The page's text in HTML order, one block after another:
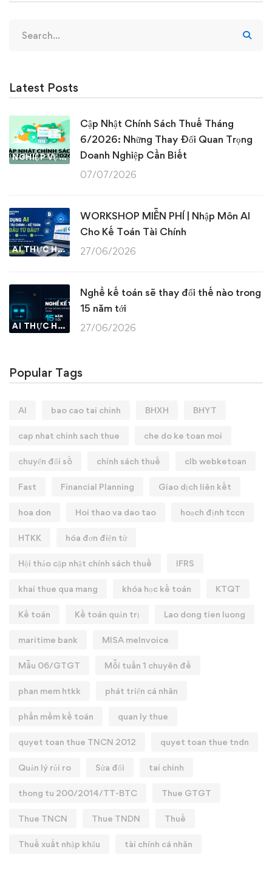
for:
Latest Posts
NGHIỆP VỤ KẾ TOÁN & THUẾ
Cập Nhật Chính Sách Thuế Tháng
6/2026: Những Thay Đổi Quan Trọng
Doanh Nghiệp Cần Biết
07/07/2026
AI THỰC HÀNH
WORKSHOP MIỄN PHÍ | Nhập Môn AI
Cho Kế Toán Tài Chính
27/06/2026
AI THỰC HÀNH
Nghề kế toán sẽ thay đổi thế nào trong
15 năm tới
27/06/2026
Popular Tags
AI bao cao tai chinh BHXH BHYT
cap nhat chinh sach thue che do ke toan moi
chuyển đổi số chính sách thuế clb webketoan
Fast Financial Planning Giao dịch liên kết
hoa don Hoi thao va dao tao hoạch định tccn
HTKK hóa đơn điện tử
Hội thảo cập nhật chính sách thuế IFRS
khai thue qua mang khóa học kế toán KTQT
Kế toán Kế toán quản trị Lao dong tien luong
maritime bank MISA meInvoice
Mẫu 06/GTGT Mỗi tuần 1 chuyên đề
phan mem htkk phát triển cá nhân
phần mềm kế toán quan ly thue
quyet toan thue TNCN 2012 quyet toan thue tndn
Quản lý rủi ro Sửa đổi tai chinh
thong tu 200/2014/TT-BTC Thue GTGT
Thue TNCN Thue TNDN Thuế
Thuế xuất nhập khẩu tài chính cá nhân